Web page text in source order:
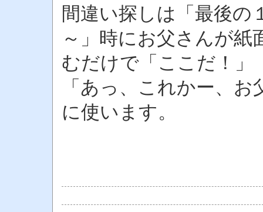
間違い探しは「最後
～」時にお父さんが
むだけで「ここだ！」
「あっ、これかー、
に使います。